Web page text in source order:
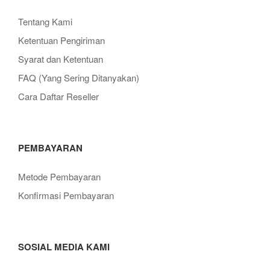
Tentang Kami
Ketentuan Pengiriman
Syarat dan Ketentuan
FAQ (Yang Sering Ditanyakan)
Cara Daftar Reseller
PEMBAYARAN
Metode Pembayaran
Konfirmasi Pembayaran
SOSIAL MEDIA KAMI